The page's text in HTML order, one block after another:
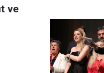
ve